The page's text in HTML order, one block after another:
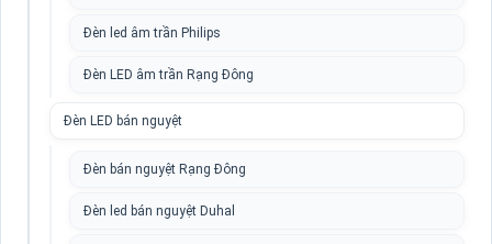
Đèn led âm trần Philips
Đèn LED âm trần Rạng Đông
Đèn LED bán nguyệt
Đèn bán nguyệt Rạng Đông
Đèn led bán nguyệt Duhal